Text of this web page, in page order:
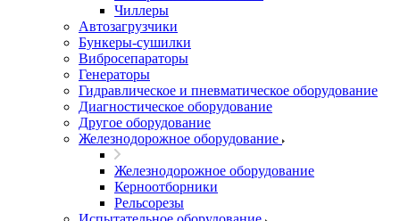
Чиллеры
Автозагрузчики
Бункеры-сушилки
Вибросепараторы
Генераторы
Гидравлическое и пневматическое оборудование
Диагностическое оборудование
Другое оборудование
Железнодорожное оборудование
Железнодорожное оборудование
Керноотборники
Рельсорезы